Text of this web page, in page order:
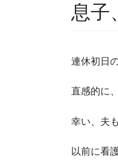
息子
連休初日
直感的に
幸い、夫
以前に看